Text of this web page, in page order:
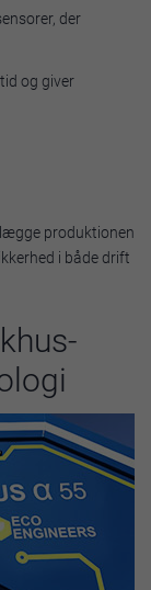
der
og giver
produktionen
i både drift